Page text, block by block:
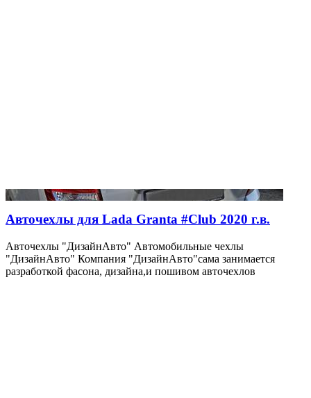
Авточехлы для Lada Granta #Club 2020 г.в.
Авточехлы "ДизайнАвто" Автомобильные чехлы
"ДизайнАвто" Компания "ДизайнАвто"сама занимается
разработкой фасона, дизайна,и пошивом авточехлов